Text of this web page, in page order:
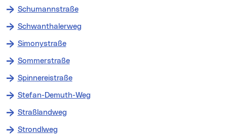
Schumannstraße
Schwanthalerweg
Simonystraße
Sommerstraße
Spinnereistraße
Stefan-Demuth-Weg
Straßlandweg
Strondlweg